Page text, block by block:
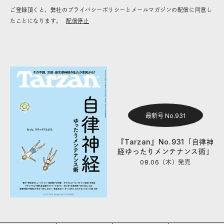
ご登録頂くと、弊社のプライバシーポリシーとメールマガジンの配信に同意し
たことになります。
配信停止
最新号 No.931
『Tarzan』No.931「自律神
経ゆったりメンテナンス術」
08.06（木）発売